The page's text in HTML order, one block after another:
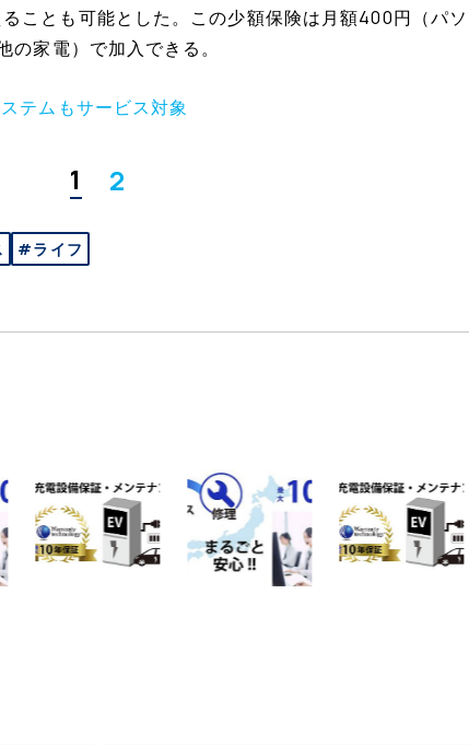
ことも可能とした。この少額保険は月額400円（パ
家電）で加入できる。
テムもサービス対象
1 2
#ライフ